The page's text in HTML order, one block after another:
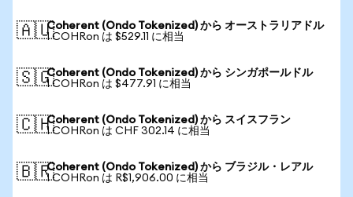
🇦🇺Coherent (Ondo Tokenized) から オーストラリアドル
1 COHRon は $529.11 に相当
🇸🇬Coherent (Ondo Tokenized) から シンガポールドル
1 COHRon は $477.91 に相当
🇨🇭Coherent (Ondo Tokenized) から スイスフラン
1 COHRon は CHF 302.14 に相当
🇧🇷Coherent (Ondo Tokenized) から ブラジル・レアル
1 COHRon は R$1,906.00 に相当